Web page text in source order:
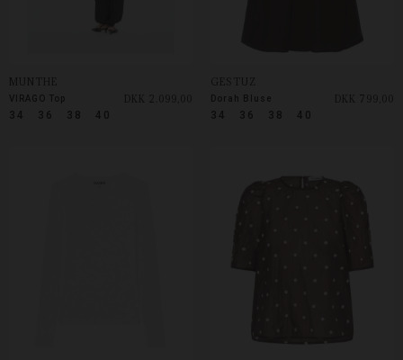
34 36 38 40
VIRAGO Top DKK 2.099,00
34 36 38 40
GESTUZ
Dorah Bluse DKK 799,00